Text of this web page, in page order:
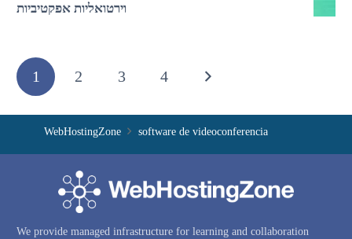
וירטואליות אפקטיביות
1 2 3 4
WebHostingZone software de videoconferencia
We provide managed infrastructure for learning and collaboration